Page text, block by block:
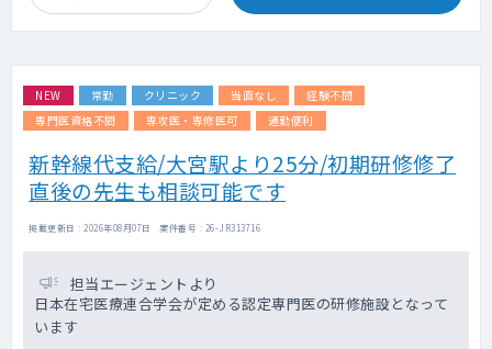
NEW 常勤 クリニック 当直なし
経験不問
専門医資格不問
専攻医・専修医可 通勤便利
新幹線代支給/大宮駅より25分/初期研修修了
直後の先生も相談可能です
掲載更新日 : 2026年08月07日 案件番号 : 26-JR313716
担当エージェントより
日本在宅医療連合学会が定める認定専門医の研修施設となって
います